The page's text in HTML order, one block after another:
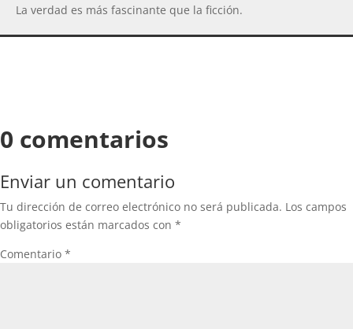
La verdad es más fascinante que la ficción.
0 comentarios
Enviar un comentario
Tu dirección de correo electrónico no será publicada. Los campos
obligatorios están marcados con *
Comentario *